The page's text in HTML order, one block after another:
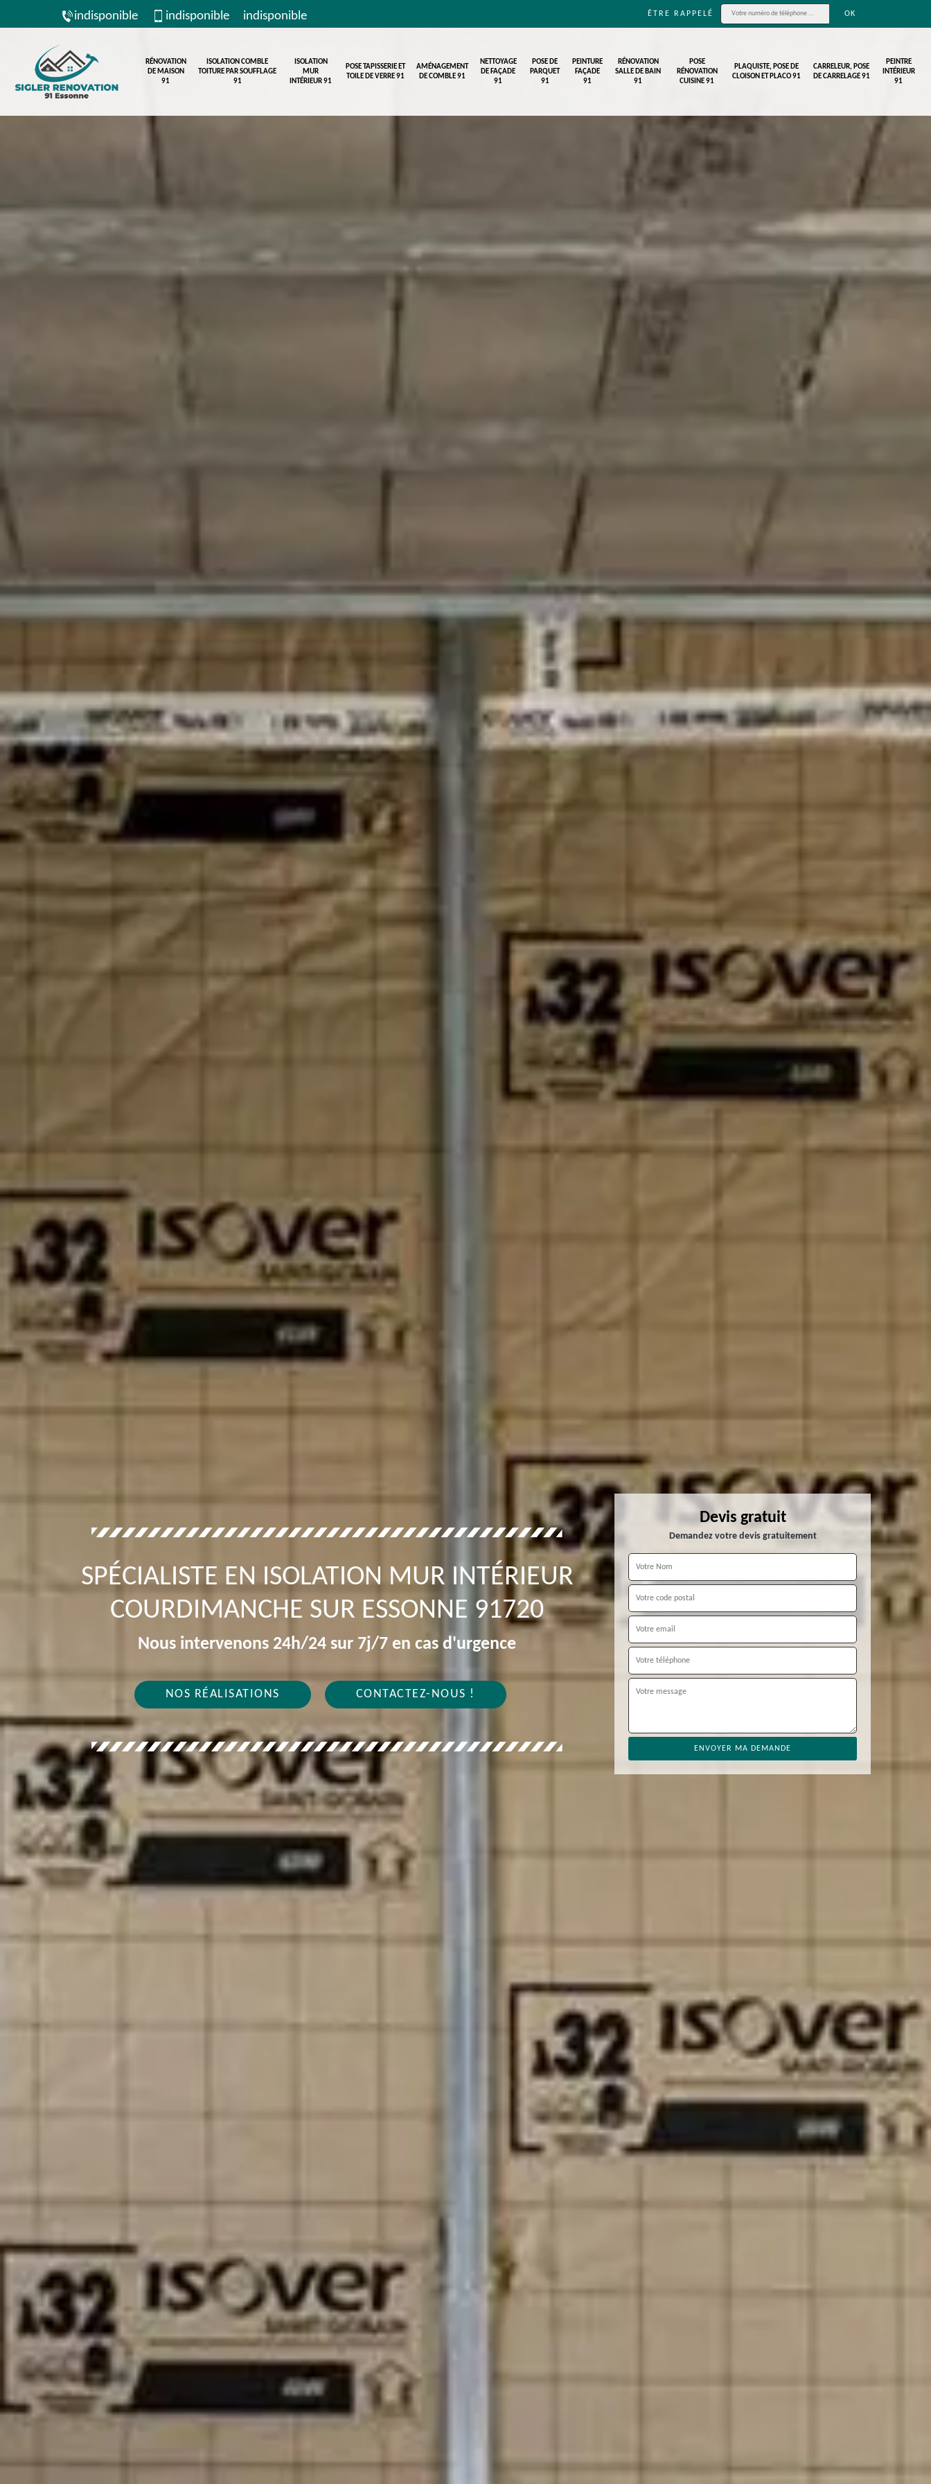
indisponible indisponible indisponible ÊTRE RAPPELÉ
RÉNOVATION
DE MAISON
91
ISOLATION COMBLE
TOITURE PAR SOUFFLAGE
91
ISOLATION
MUR
INTÉRIEUR 91
POSE TAPISSERIE ET
TOILE DE VERRE 91
AMÉNAGEMENT
DE COMBLE 91
NETTOYAGE
DE FAÇADE
91
POSE DE
PARQUET
91
PEINTURE
FAÇADE
91
RÉNOVATION
SALLE DE BAIN
91
POSE
RÉNOVATION
CUISINE 91
PLAQUISTE, POSE DE
CLOISON ET PLACO 91
CARRELEUR, POSE
DE CARRELAGE 91
PEINTRE
INTÉRIEUR
91
SPÉCIALISTE EN ISOLATION MUR INTÉRIEUR
COURDIMANCHE SUR ESSONNE 91720
Nous intervenons 24h/24 sur 7j/7 en cas d'urgence
NOS RÉALISATIONS CONTACTEZ-NOUS !
Devis gratuit
Demandez votre devis gratuitement